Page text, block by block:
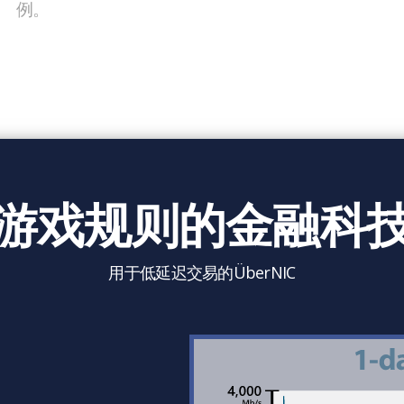
例。
戏规则的金融科
用于低延迟交易的ÜberNIC